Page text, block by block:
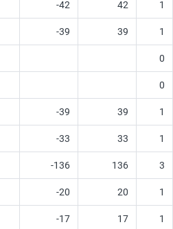
-42 42 1
-39 39 1
0
0
-39 39 1
-33 33 1
-136 136 3
-20 20 1
-17 17 1